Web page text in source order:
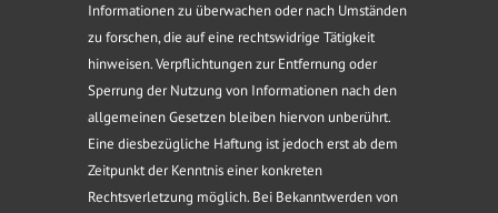
Informationen zu überwachen oder nach Umständen
zu forschen, die auf eine rechtswidrige Tätigkeit
hinweisen. Verpflichtungen zur Entfernung oder
Sperrung der Nutzung von Informationen nach den
allgemeinen Gesetzen bleiben hiervon unberührt.
Eine diesbezügliche Haftung ist jedoch erst ab dem
Zeitpunkt der Kenntnis einer konkreten
Rechtsverletzung möglich. Bei Bekanntwerden von